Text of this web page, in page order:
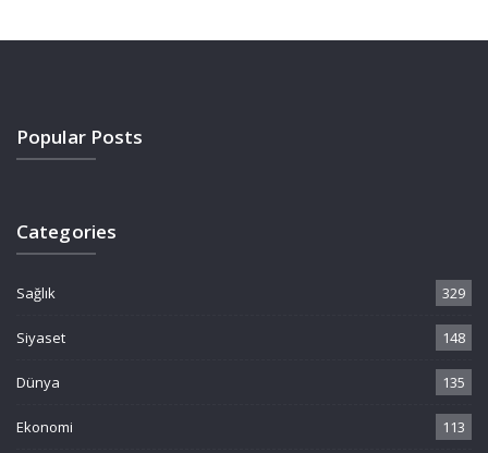
Popular Posts
Categories
Sağlık 329
Siyaset 148
Dünya 135
Ekonomi 113